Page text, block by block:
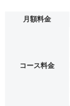
月額料金
コース料金